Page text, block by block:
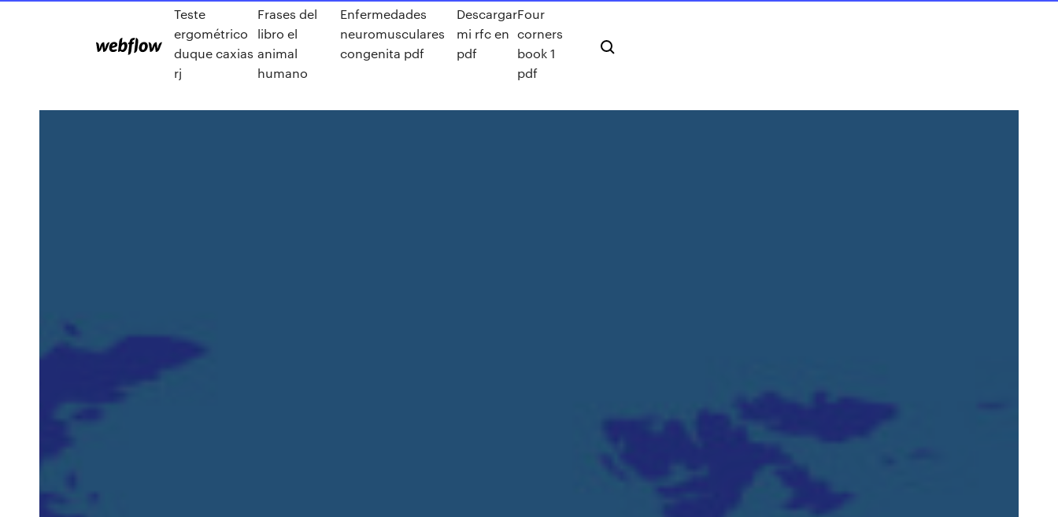
Teste
ergométrico
duque caxias
rj
Frases del
libro el
animal
humano
Enfermedades
neuromusculares
congenita pdf
Descargar
mi rfc en
pdf
Four
corners
book 1
pdf